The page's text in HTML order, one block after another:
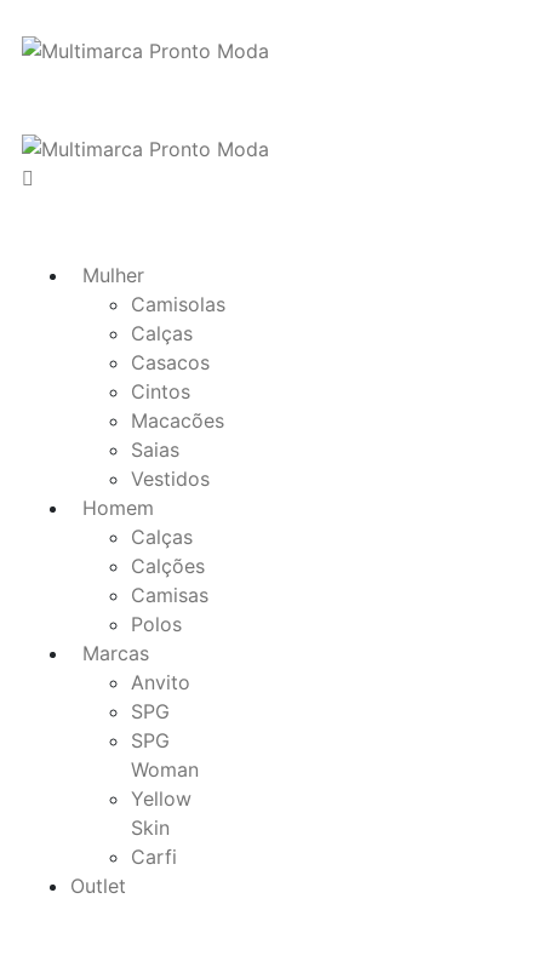
Mulher
Camisolas
Calças
Casacos
Cintos
Macacões
Saias
Vestidos
Homem
Calças
Calções
Camisas
Polos
Marcas
Anvito
SPG
SPG
Woman
Yellow
Skin
Carfi
Outlet